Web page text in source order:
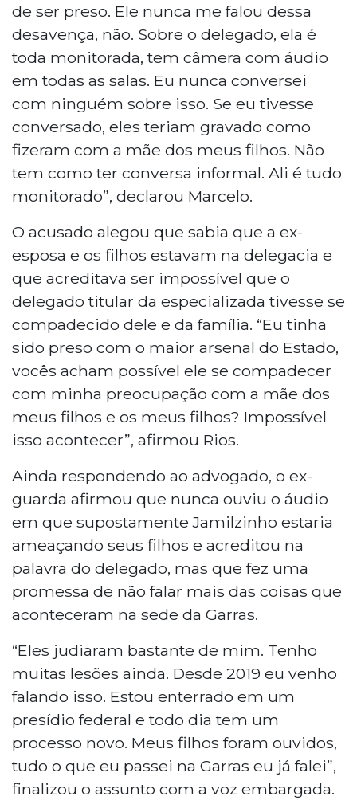
de ser preso. Ele nunca me falou dessa
desavença, não. Sobre o delegado, ela é
toda monitorada, tem câmera com áudio
em todas as salas. Eu nunca conversei
com ninguém sobre isso. Se eu tivesse
conversado, eles teriam gravado como
fizeram com a mãe dos meus filhos. Não
tem como ter conversa informal. Ali é tudo
monitorado”, declarou Marcelo.
O acusado alegou que sabia que a ex-
esposa e os filhos estavam na delegacia e
que acreditava ser impossível que o
delegado titular da especializada tivesse se
compadecido dele e da família. “Eu tinha
sido preso com o maior arsenal do Estado,
vocês acham possível ele se compadecer
com minha preocupação com a mãe dos
meus filhos e os meus filhos? Impossível
isso acontecer”, afirmou Rios.
Ainda respondendo ao advogado, o ex-
guarda afirmou que nunca ouviu o áudio
em que supostamente Jamilzinho estaria
ameaçando seus filhos e acreditou na
palavra do delegado, mas que fez uma
promessa de não falar mais das coisas que
aconteceram na sede da Garras.
“Eles judiaram bastante de mim. Tenho
muitas lesões ainda. Desde 2019 eu venho
falando isso. Estou enterrado em um
presídio federal e todo dia tem um
processo novo. Meus filhos foram ouvidos,
tudo o que eu passei na Garras eu já falei”,
finalizou o assunto com a voz embargada.